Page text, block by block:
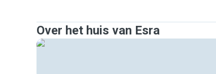
Over het huis van Esra